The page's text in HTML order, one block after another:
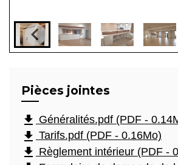
Pièces jointes
file_download Généralités.pdf (PDF -
file_download Tarifs.pdf (PDF - 0.16Mo)
file_download Règlement intérieur (PDF -